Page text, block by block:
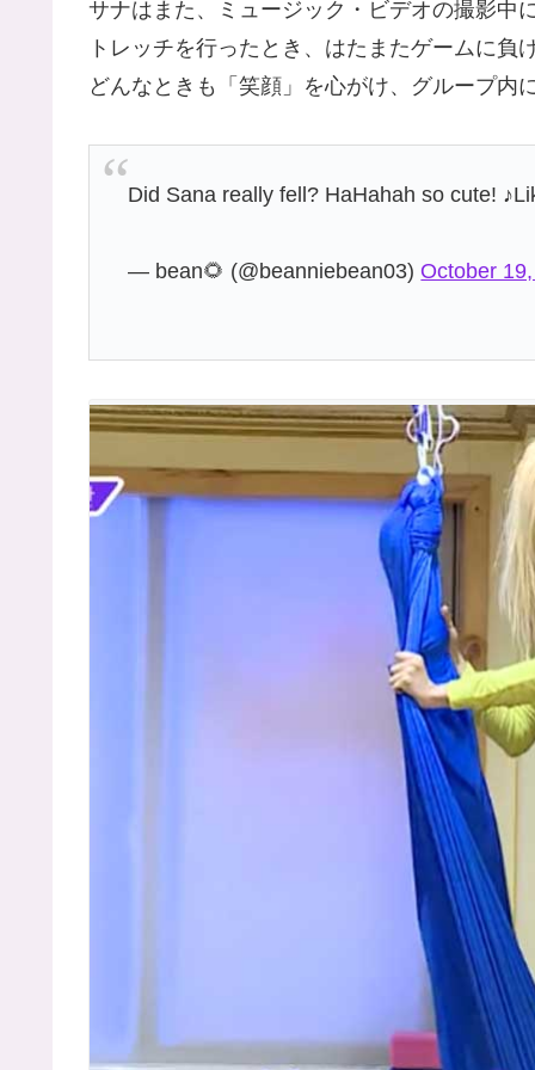
サナはまた、ミュージック・ビデオの撮影中
トレッチを行ったとき、はたまたゲームに
どんなときも「笑顔」を心がけ、グループ内
Did Sana really fell? HaHahah so cute!
— bean🌻 (@beanniebean03)October